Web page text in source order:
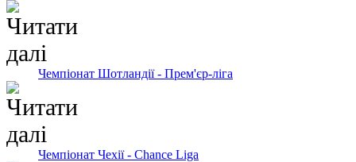
Чемпіонат Шотландії - Прем'єр-ліга
Чемпіонат Чехії - Chance Liga